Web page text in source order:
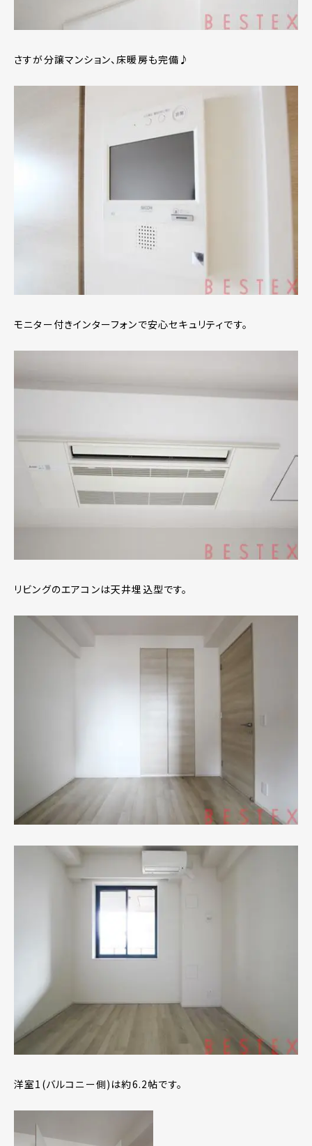
さすが分譲マンション、床暖房も完備♪
モニター付きインターフォンで安心セキュリティです。
リビングのエアコンは天井埋込型です。
洋室1(バルコニー側)は約6.2帖です。